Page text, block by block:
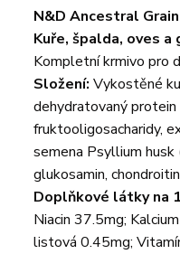
N&D Ancestral
Kuře, špalda, oves a
Kompletní krmivo pro
Složení: Vykostěné
dehydratovaný protein
fruktooligosacharidy,
semena Psyllium husk
glukosamin,
Doplňkové látky na
Niacin 37.5mg;
listová 0.45mg;